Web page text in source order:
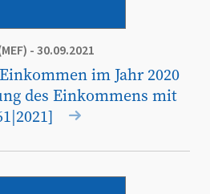
- 30.09.2021
im Jahr 2020
des Einkommens mit